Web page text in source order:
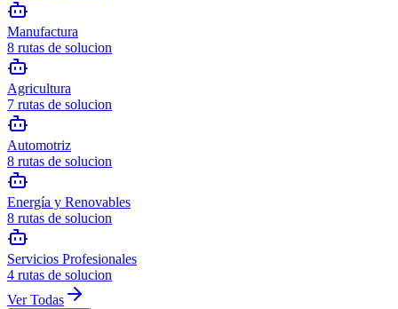
Manufactura
8 rutas de solucion
Agricultura
7 rutas de solucion
Automotriz
8 rutas de solucion
Energía y Renovables
8 rutas de solucion
Servicios Profesionales
4 rutas de solucion
Ver Todas